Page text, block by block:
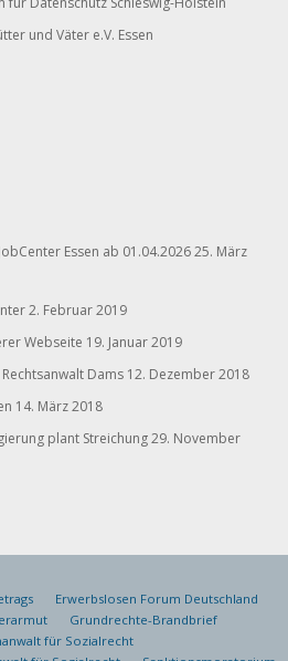
und Väter e.V. Essen
Essen ab 01.04.202625. März
2. Februar 2019
Webseite 19. Januar 2019
Dams 12. Dezember 2018
14. März 2018
plant Streichung29. November
Erwerbslosen Forum Deutschland
Grundrechte-Brandbrief
für Sozialrecht